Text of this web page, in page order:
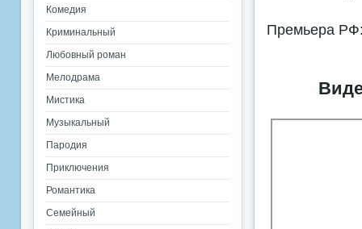
Премьера
Комедия
Криминальный
Любовный роман
Мелодрама
Мистика
Музыкальный
Пародия
Приключения
Романтика
Семейный